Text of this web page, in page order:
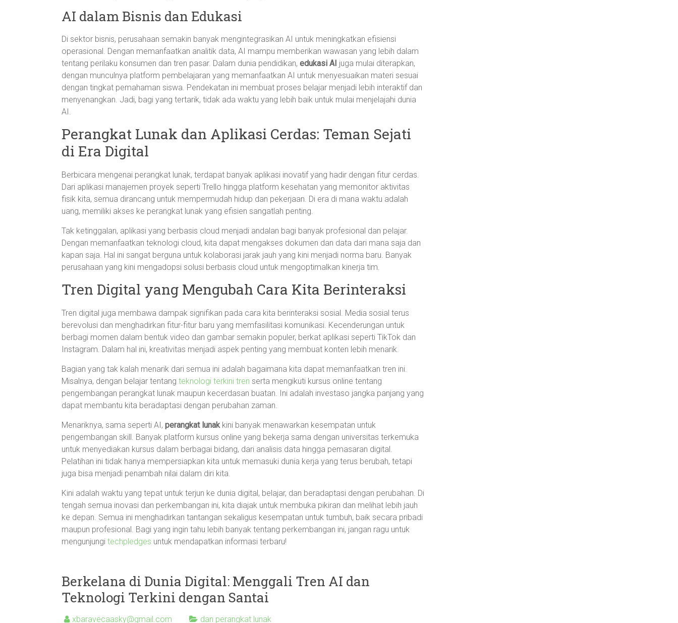
AI dalam Bisnis dan Edukasi
Di sektor bisnis, perusahaan semakin banyak mengintegrasikan AI untuk meningkatkan efisiensi
operasional. Dengan memanfaatkan analitik data, AI mampu memberikan wawasan yang lebih dalam
tentang perilaku konsumen dan tren pasar. Dalam dunia pendidikan, edukasi AI juga mulai diterapkan,
dengan munculnya platform pembelajaran yang memanfaatkan AI untuk menyesuaikan materi sesuai
dengan tingkat pemahaman siswa. Pendekatan ini membuat proses belajar menjadi lebih interaktif dan
menyenangkan. Jadi, bagi yang tertarik, tidak ada waktu yang lebih baik untuk mulai menjelajahi dunia
AI.
Perangkat Lunak dan Aplikasi Cerdas: Teman Sejati
di Era Digital
Berbicara mengenai perangkat lunak, terdapat banyak aplikasi inovatif yang hadir dengan fitur cerdas.
Dari aplikasi manajemen proyek seperti Trello hingga platform kesehatan yang memonitor aktivitas
fisik kita, semua dirancang untuk mempermudah hidup dan pekerjaan. Di era di mana waktu adalah
uang, memiliki akses ke perangkat lunak yang efisien sangatlah penting.
Tak ketinggalan, aplikasi yang berbasis cloud menjadi andalan bagi banyak profesional dan pelajar.
Dengan memanfaatkan teknologi cloud, kita dapat mengakses dokumen dan data dari mana saja dan
kapan saja. Hal ini sangat berguna untuk kolaborasi jarak jauh yang kini menjadi norma baru. Banyak
perusahaan yang kini mengadopsi solusi berbasis cloud untuk mengoptimalkan kinerja tim.
Tren Digital yang Mengubah Cara Kita Berinteraksi
Tren digital juga membawa dampak signifikan pada cara kita berinteraksi sosial. Media sosial terus
berevolusi dan menghadirkan fitur-fitur baru yang memfasilitasi komunikasi. Kecenderungan untuk
berbagi momen dalam bentuk video dan gambar semakin populer, berkat aplikasi seperti TikTok dan
Instagram. Dalam hal ini, kreativitas menjadi aspek penting yang membuat konten lebih menarik.
Bagian yang tak kalah menarik dari semua ini adalah bagaimana kita dapat memanfaatkan tren ini.
Misalnya, dengan belajar tentang teknologi terkini tren serta mengikuti kursus online tentang
pengembangan perangkat lunak maupun kecerdasan buatan. Ini adalah investaso jangka panjang yang
dapat membantu kita beradaptasi dengan perubahan zaman.
Menariknya, sama seperti AI, perangkat lunakkini banyak menawarkan kesempatan untuk
pengembangan skill. Banyak platform kursus online yang bekerja sama dengan universitas terkemuka
untuk menyediakan kursus dalam berbagai bidang, dari analisis data hingga pemasaran digital.
Pelatihan ini tidak hanya mempersiapkan kita untuk memasuki dunia kerja yang terus berubah, tetapi
juga bisa menjadi penambah nilai dalam diri kita.
Kini adalah waktu yang tepat untuk terjun ke dunia digital, belajar, dan beradaptasi dengan perubahan. Di
tengah semua inovasi dan perkembangan ini, kita diajak untuk membuka pikiran dan melihat lebih jauh
ke depan. Semua ini menghadirkan tantangan sekaligus kesempatan untuk tumbuh, baik secara pribadi
maupun profesional. Bagi yang ingin tahu lebih banyak tentang perkembangan ini, jangan ragu untuk
mengunjungi techpledges untuk mendapatkan informasi terbaru!
Berkelana di Dunia Digital: Menggali Tren AI dan
Teknologi Terkini dengan Santai
xbaravecaasky@gmail.com dan perangkat lunak